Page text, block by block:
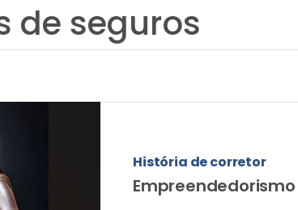
de seguros
História de corretor